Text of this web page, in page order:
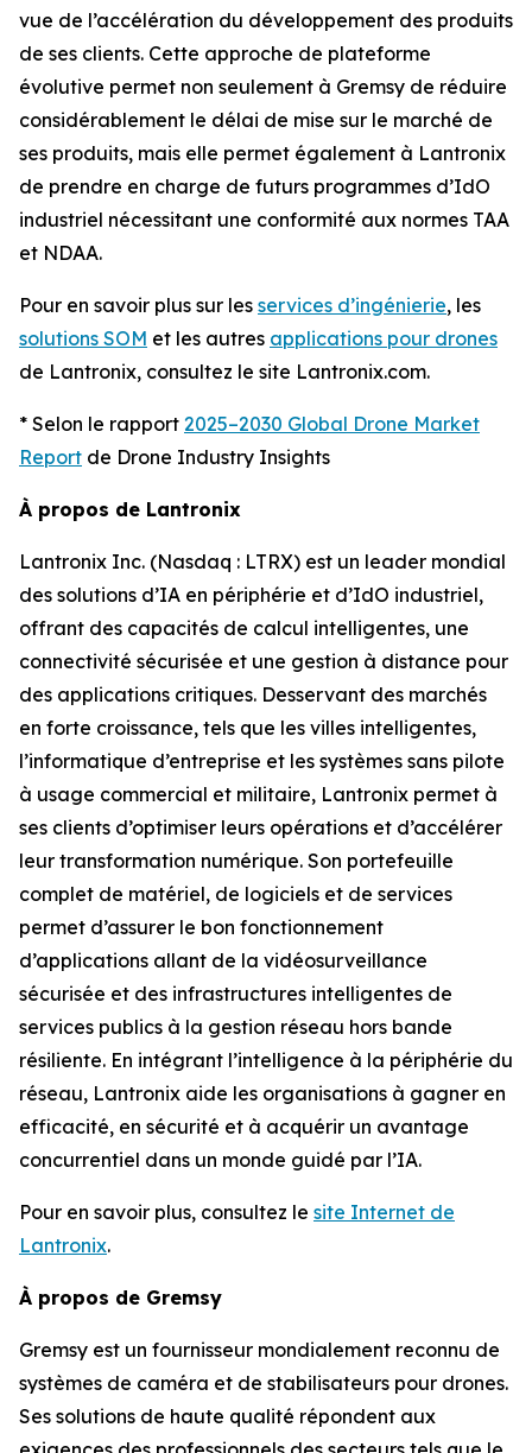
vue de l’accélération du développement des produits
de ses clients. Cette approche de plateforme
évolutive permet non seulement à Gremsy de réduire
considérablement le délai de mise sur le marché de
ses produits, mais elle permet également à Lantronix
de prendre en charge de futurs programmes d’IdO
industriel nécessitant une conformité aux normes TAA
et NDAA.
Pour en savoir plus sur les services d’ingénierie, les
solutions SOM et les autres applications pour drones
de Lantronix, consultez le site Lantronix.com.
* Selon le rapport 2025–2030 Global Drone Market
Report de Drone Industry Insights
À propos de Lantronix
Lantronix Inc. (Nasdaq : LTRX) est un leader mondial
des solutions d’IA en périphérie et d’IdO industriel,
offrant des capacités de calcul intelligentes, une
connectivité sécurisée et une gestion à distance pour
des applications critiques. Desservant des marchés
en forte croissance, tels que les villes intelligentes,
l’informatique d’entreprise et les systèmes sans pilote
à usage commercial et militaire, Lantronix permet à
ses clients d’optimiser leurs opérations et d’accélérer
leur transformation numérique. Son portefeuille
complet de matériel, de logiciels et de services
permet d’assurer le bon fonctionnement
d’applications allant de la vidéosurveillance
sécurisée et des infrastructures intelligentes de
services publics à la gestion réseau hors bande
résiliente. En intégrant l’intelligence à la périphérie du
réseau, Lantronix aide les organisations à gagner en
efficacité, en sécurité et à acquérir un avantage
concurrentiel dans un monde guidé par l’IA.
Pour en savoir plus, consultez le site Internet de
Lantronix.
À propos de Gremsy
Gremsy est un fournisseur mondialement reconnu de
systèmes de caméra et de stabilisateurs pour drones.
Ses solutions de haute qualité répondent aux